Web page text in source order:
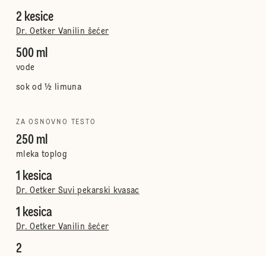
2 kesice
Dr. Oetker Vanilin šećer
500 ml
vode
sok od ½ limuna
ZA OSNOVNO TESTO
250 ml
mleka toplog
1 kesica
Dr. Oetker Suvi pekarski kvasac
1 kesica
Dr. Oetker Vanilin šećer
2